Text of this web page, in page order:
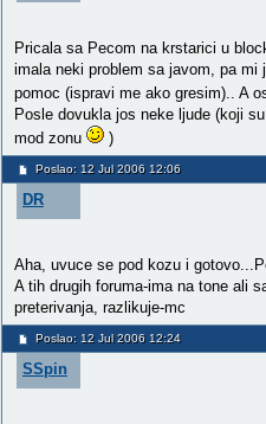
Pricala sa Pecom na krstarici u
imala neki problem sa javom, pa mi
pomoc (ispravi me ako gresim).. A
Posle dovukla jos neke ljude (koji
mod zonu
)
Poslao: 12 Jul 2006 12:06
DR
Aha, uvuce se pod kozu i
A tih drugih foruma-ima na tone ali
preterivanja, razlikuje-mc
Poslao: 12 Jul 2006 12:24
SSpin